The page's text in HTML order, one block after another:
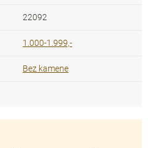
22092
1.000-1.999,-
Bez kamene